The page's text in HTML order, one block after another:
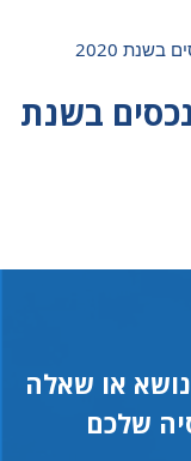
2020
בשנת
או שאלה
שלכם